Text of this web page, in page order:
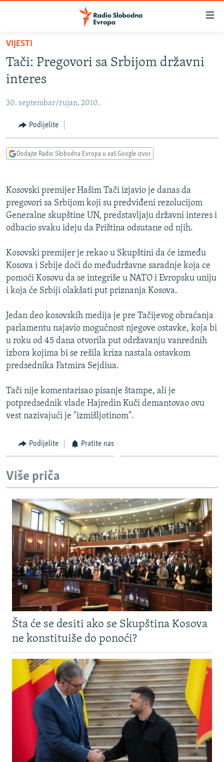
Pređite
glavni
sadržaj
na
navigaciju
Pređite
na
BOSNA I HERCEGOVINA
KOSOVO
CRNA GORA
VIDEO
INFOGRAFIKE
PODCASTI
KINA NA BALKANU
RSE PRIČE IZ SVIJETA
ISPRIČAJ MI
DNEVNO@RSE
SPECIJALI RSE
VIŠE OD NASLOVA
POPLAVE I KLIZIŠTA U BIH 2024.
TV LIBERTY
POST SCRIPTUM
TRI DECENIJE OD RATA U BIH
SVE KARTE DEJTONA
PRATITE NAS
Sve RFE/RL stranice
VIJESTI
Tači: Pregovori sa Srbijom državni
interes
30. septembar/rujan, 2010.
Podijelite
Dodajte Radio Slobodna Evropa u vaš Google izvor
Kosovski premijer Hašim Tači izjavio je danas da
pregovori sa Srbijom koji su predviđeni rezolucijom
Generalne skupštine UN, predstavljaju državni interes i
odbacio svaku ideju da Priština odsutane od njih.
Kosovski premijer je rekao u Skupštini da će između
Kosova i Srbije doći do međudržavne saradnje koja ce
pomoći Kosovu da se integriše u NATO i Evropsku uniju
i koja će Srbiji olakšati put priznanja Kosova.
Jedan deo kosovskih medija je pre Tačijevog obraćanja
parlamentu najavio mogućnost njegove ostavke, koja bi
u roku od 45 dana otvorila put održavanju vanrednih
izbora kojima bi se rešila kriza nastala ostavkom
predsednika Fatmira Sejdiua.
Tači nije komentarisao pisanje štampe, ali je
potpredsednik vlade Hajredin Kuči demantovao ovu
vest nazivajući je "izmišljotinom".
Podijelite Pratite nas
Više priča
Šta će se desiti ako se Skupština Kosova
ne konstituiše do ponoći?